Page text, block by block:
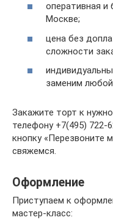
оперативная и
Москве;
цена без
сложности
заменим
Закажите торт к
телефону +7(495)
кнопку «Перезвоните
свяжемся.
Оформление
Приступаем к
мастер-класс: